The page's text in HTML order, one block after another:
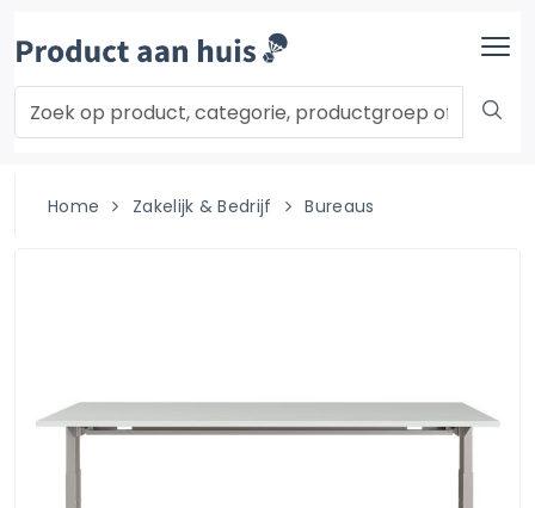
Home Zakelijk & Bedrijf Bureaus